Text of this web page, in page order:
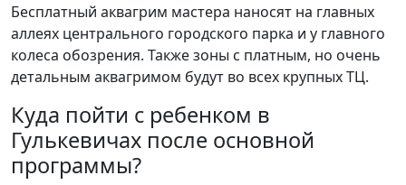
Бесплатный аквагрим мастера наносят на главных
аллеях центрального городского парка и у главного
колеса обозрения. Также зоны с платным, но очень
детальным аквагримом будут во всех крупных ТЦ.
Куда пойти с ребенком в
Гулькевичах после основной
программы?